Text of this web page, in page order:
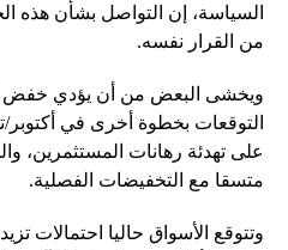
السياسة، إن التواصل بشأن هذه
من القرار نفسه.
ويخشى البعض من أن يؤدي خفض
التوقعات بخطوة أخرى في
على تهدئة رهانات المستثمرين،
متسقا مع التخفيضات الفصلية.